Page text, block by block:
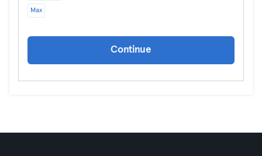
Max
Continue